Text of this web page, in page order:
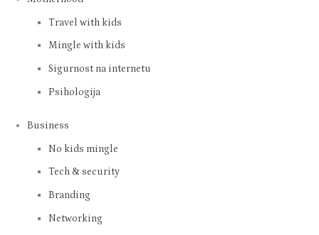
Travel with kids
Mingle with kids
Sigurnost na internetu
Psihologija
Business
No kids mingle
Tech & security
Branding
Networking